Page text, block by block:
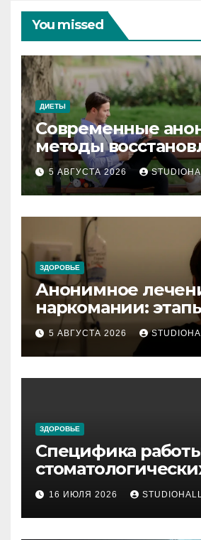
You missed
ДИЕТЫ
Современные
методы
при алкогольной
зависимости и
персональный
5 АВГУСТА 2026
ЗДОРОВЬЕ
Анонимное
наркомании:
детоксикации,
реабилитации и
5 АВГУСТА 2026
ЗДОРОВЬЕ
Специфика
в мегаполисе
16 ИЮЛЯ 2026